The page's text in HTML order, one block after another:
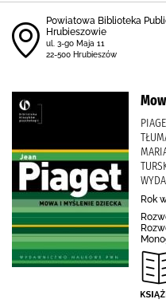
Powiatowa Biblioteka
Hrubieszowie
ul. 3-go Maja 11
22-500 Hrubieszów
Rok